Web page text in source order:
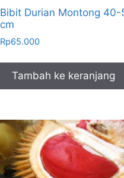
Bibit Durian Montong 40-
cm
Rp65.000
Tambah ke keranjang